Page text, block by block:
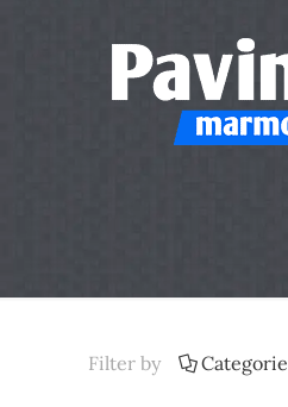
Filter by Categorie